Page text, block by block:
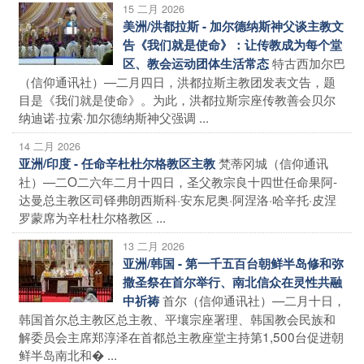
15 二月 2026
美洲/洪都拉斯 - 加尔德纳斯神父谈主教文
告《我们就是使命》：让传教成为每个堂
区、教会运动团体生活常态特古西加尔巴
（信仰通讯社）—二月四日，洪都拉斯主教团发表文告，题
目是《我们就是使命》。为此，洪都拉斯宗座传教善会贝尔
纳迪诺·拉索·加尔德纳斯神父强调 ...
14 二月 2026
亚洲/印度 - 任命辛杜杜尔格教区主教梵蒂冈城（信仰通讯
社）—二O二六年二月十四日，圣父教宗良十四世任命果阿-
达曼总主教区司铎弗朗西斯科·安东尼奥·阿涅洛·哈辛托·皮涅
罗蒙席为辛杜杜尔格教区 ...
13 二月 2026
亚洲/韩国 - 第一千五百台朝鲜半岛修和弥
撒圣祭在首尔举行、南北信众在灵性共融
中祈祷首尔（信仰通讯社）—二月十日，
韩国首尔总主教区总主教、平壤宗座署理、韩国教会民族和
解委员会主席郑淳泽在首都总主教座堂主持第1,500台促进朝
鲜半岛南北和� ...